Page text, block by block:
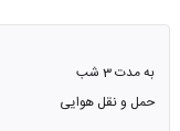
به مدت 3 شب
حمل و نقل هوایی